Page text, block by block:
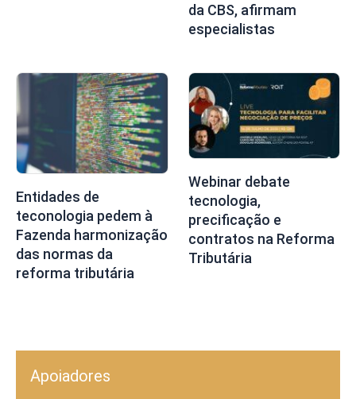
da CBS, afirmam
especialistas
Entidades de
teconologia pedem à
Fazenda harmonização
das normas da
reforma tributária
Webinar debate
tecnologia,
precificação e
contratos na Reforma
Tributária
Apoiadores